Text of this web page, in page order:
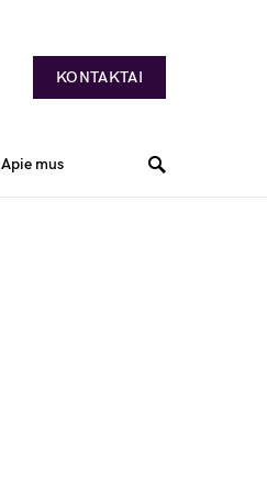
KONTAKTAI
Apie mus